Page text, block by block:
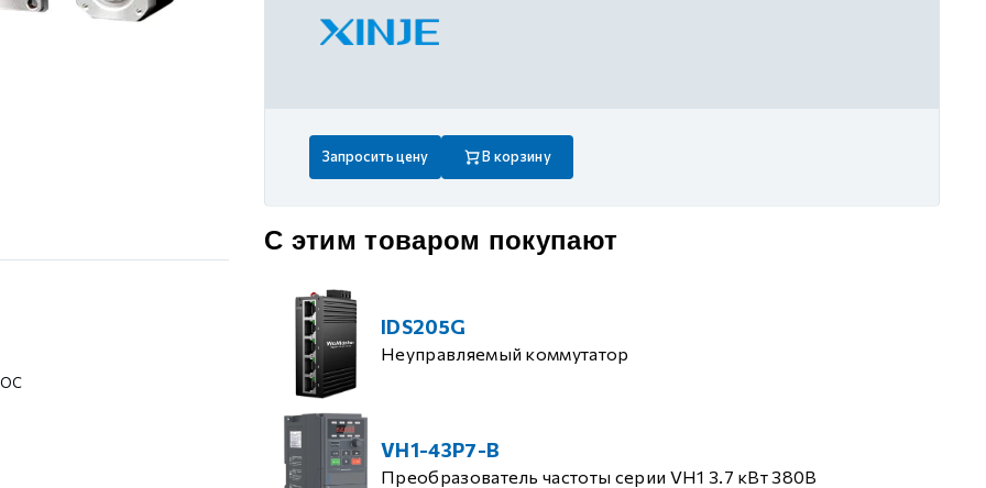
Запросить цену В корзину
ОС
С этим товаром покупают
IDS205G
Неуправляемый коммутатор
VH1-43P7-B
Преобразователь частоты серии VH1 3.7 кВт 380В
контуром)